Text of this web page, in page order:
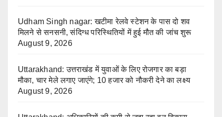
Udham Singh nagar: खटीमा रेलवे स्टेशन के पास दो शव
मिलने से सनसनी, संदिग्ध परिस्थितियों में हुई मौत की जांच शुरू
August 9, 2026
Uttarakhand: उत्तराखंड में युवाओं के लिए रोजगार का बड़ा
मौका, चार मेले लगाए जाएंगे; 10 हजार को नौकरी देने का लक्ष्य
August 9, 2026